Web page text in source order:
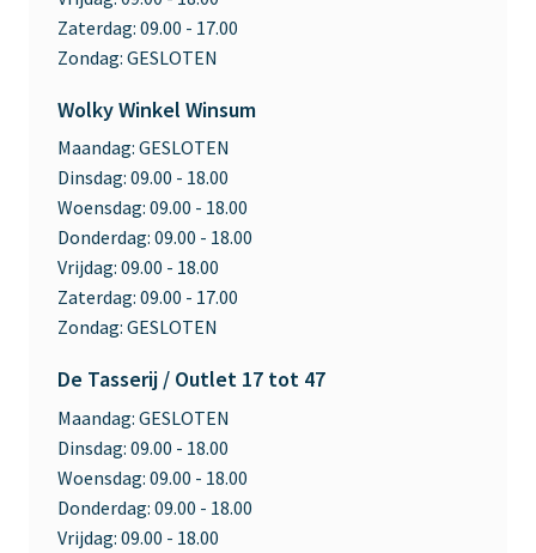
Zaterdag: 09.00 - 17.00
Zondag: GESLOTEN
Wolky Winkel Winsum
Maandag: GESLOTEN
Dinsdag: 09.00 - 18.00
Woensdag: 09.00 - 18.00
Donderdag: 09.00 - 18.00
Vrijdag: 09.00 - 18.00
Zaterdag: 09.00 - 17.00
Zondag: GESLOTEN
De Tasserij / Outlet 17 tot 47
Maandag: GESLOTEN
Dinsdag: 09.00 - 18.00
Woensdag: 09.00 - 18.00
Donderdag: 09.00 - 18.00
Vrijdag: 09.00 - 18.00